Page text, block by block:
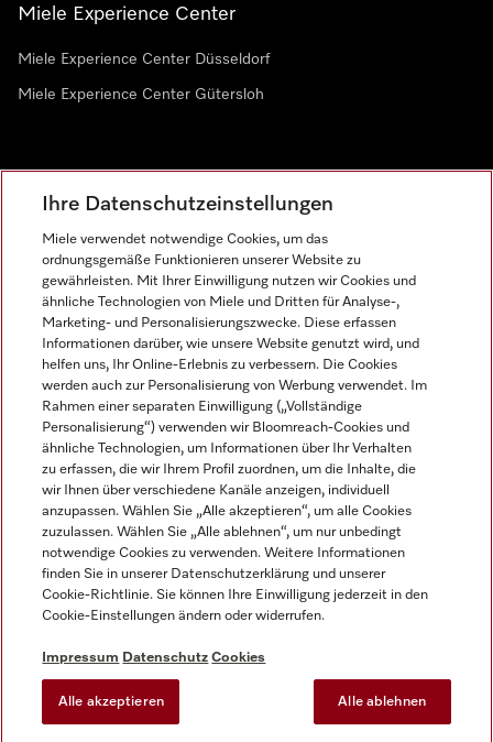
Miele Experience Center
Miele Experience Center Düsseldorf
Miele Experience Center Gütersloh
AGB
Datenschutz
Nutzungsbedingungen
Barrierefreiheitserklärung
EU-Gesetzen über digitale Dienste
Cookie-Einstellungen
Miele auf Instagram
Miele auf Facebook
Miele auf Youtube
Ihre Datenschutzeinstellungen
Miele verwendet notwendige Cookies, um das
ordnungsgemäße Funktionieren unserer Website zu
gewährleisten. Mit Ihrer Einwilligung nutzen wir Cookies und
ähnliche Technologien von Miele und Dritten für Analyse-,
Marketing- und Personalisierungszwecke. Diese erfassen
Informationen darüber, wie unsere Website genutzt wird, und
helfen uns, Ihr Online-Erlebnis zu verbessern. Die Cookies
werden auch zur Personalisierung von Werbung verwendet. Im
Rahmen einer separaten Einwilligung („Vollständige
Personalisierung“) verwenden wir Bloomreach-Cookies und
ähnliche Technologien, um Informationen über Ihr Verhalten
zu erfassen, die wir Ihrem Profil zuordnen, um die Inhalte, die
wir Ihnen über verschiedene Kanäle anzeigen, individuell
anzupassen. Wählen Sie „Alle akzeptieren“, um alle Cookies
zuzulassen. Wählen Sie „Alle ablehnen“, um nur unbedingt
notwendige Cookies zu verwenden. Weitere Informationen
finden Sie in unserer Datenschutzerklärung und unserer
Cookie-Richtlinie. Sie können Ihre Einwilligung jederzeit in den
Cookie-Einstellungen ändern oder widerrufen.
Impressum Datenschutz Cookies
Alle akzeptieren Alle ablehnen